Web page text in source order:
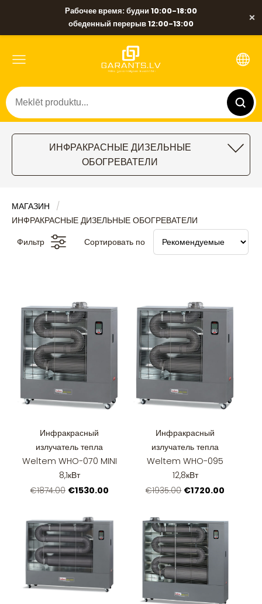
Рабочее время: будни 10:00-18:00
обеденный перерыв 12:00-13:00
×
ИНФРАКРАСНЫЕ ДИЗЕЛЬНЫЕ
ОБОГРЕВАТЕЛИ
МАГАЗИН
ИНФРАКРАСНЫЕ ДИЗЕЛЬНЫЕ ОБОГРЕВАТЕЛИ
Фильтр
Сортировать по
Инфракрасный
излучатель тепла
Weltem WHO-070 MINI
8,1кВт
€1874.00 €1530.00
Инфракрасный
излучатель тепла
Weltem WHO-095
12,8кВт
€1935.00 €1720.00